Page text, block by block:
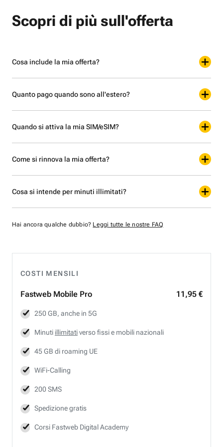
COSTI MENSILI
Fastweb Mobile Pro 11,95 €
250 GB, anche in 5G
Minuti illimitativerso fissi e mobili nazionali
45 GB di roaming UE
WiFi-Calling
200 SMS
Spedizione gratis
Corsi Fastweb Digital Academy
Scopri di più sull'offerta
Cosa include la mia offerta?
Quanto pago quando sono all'estero?
Quando si attiva la mia SIM/eSIM?
Come si rinnova la mia offerta?
Cosa si intende per minuti illimitati?
Hai ancora qualche dubbio? Leggi tutte le nostre FAQ